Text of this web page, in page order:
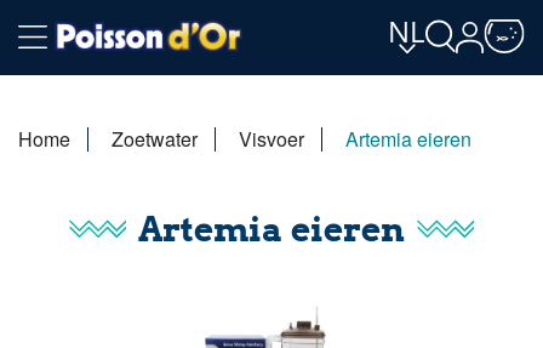
NL
Home Zoetwater Visvoer Artemia eieren
Artemia eieren